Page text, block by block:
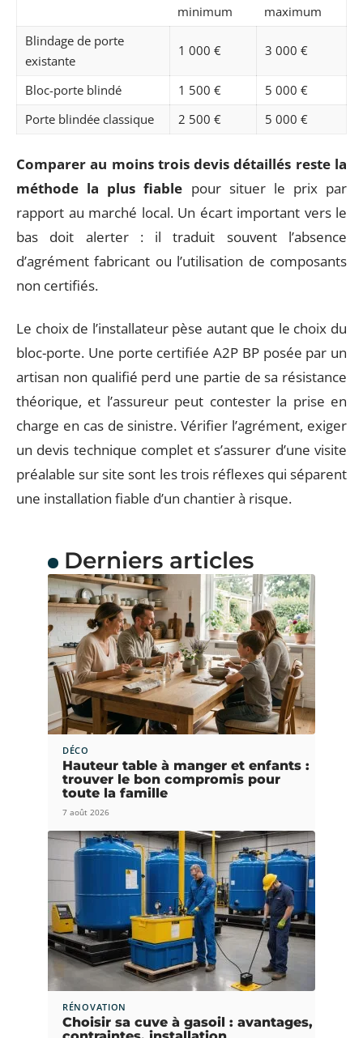
minimum
maximum
Blindage de porte
existante
1 000 € 3 000 €
Bloc-porte blindé 1 500 €
5 000 €
Porte blindée classique
2 500 € 5 000 €
Comparer au moins trois devis détaillés reste la
méthode la plus fiable pour situer le prix par
rapport au marché local. Un écart important vers le
bas doit alerter : il traduit souvent l’absence
d’agrément fabricant ou l’utilisation de composants
non certifiés.
Le choix de l’installateur pèse autant que le choix du
bloc-porte. Une porte certifiée A2P BP posée par un
artisan non qualifié perd une partie de sa résistance
théorique, et l’assureur peut contester la prise en
charge en cas de sinistre. Vérifier l’agrément, exiger
un devis technique complet et s’assurer d’une visite
préalable sur site sont les trois réflexes qui séparent
une installation fiable d’un chantier à risque.
Derniers articles
DÉCO
Hauteur table à manger et enfants :
trouver le bon compromis pour
toute la famille
7 août 2026
RÉNOVATION
Choisir sa cuve à gasoil : avantages,